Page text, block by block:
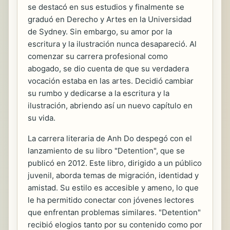
se destacó en sus estudios y finalmente se
graduó en Derecho y Artes en la Universidad
de Sydney. Sin embargo, su amor por la
escritura y la ilustración nunca desapareció. Al
comenzar su carrera profesional como
abogado, se dio cuenta de que su verdadera
vocación estaba en las artes. Decidió cambiar
su rumbo y dedicarse a la escritura y la
ilustración, abriendo así un nuevo capítulo en
su vida.
La carrera literaria de Anh Do despegó con el
lanzamiento de su libro "Detention", que se
publicó en 2012. Este libro, dirigido a un público
juvenil, aborda temas de migración, identidad y
amistad. Su estilo es accesible y ameno, lo que
le ha permitido conectar con jóvenes lectores
que enfrentan problemas similares. "Detention"
recibió elogios tanto por su contenido como por